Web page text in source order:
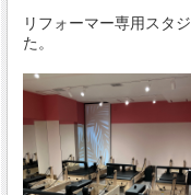
リフォーマー専用スタ
た。